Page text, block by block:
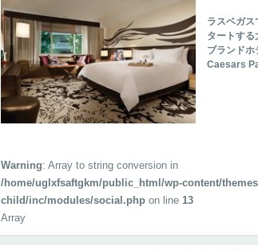
ラスベガス
タートす
ブランド
Caesars
Warning: Array to string conversion in
/home/uglxfsaftgkm/public_html/wp-content/
child/inc/modules/social.php on line 13
Array